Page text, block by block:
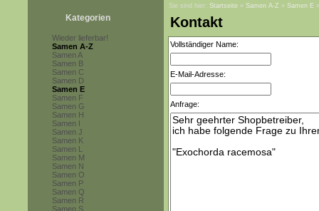
Kategorien
Wieder lieferbar!
Samen A-Z
Samen A
Samen B
Samen C
Samen D
Samen E
Samen F
Samen G
Samen H
Samen I
Samen J
Samen K
Samen L
Samen M
Samen N
Samen O
Samen P
Samen Q
Samen R
Samen S
Sie sind hier: Startseite » Samen A-Z » Samen E
Kontakt
Vollständiger Name:
E-Mail-Adresse:
Anfrage: